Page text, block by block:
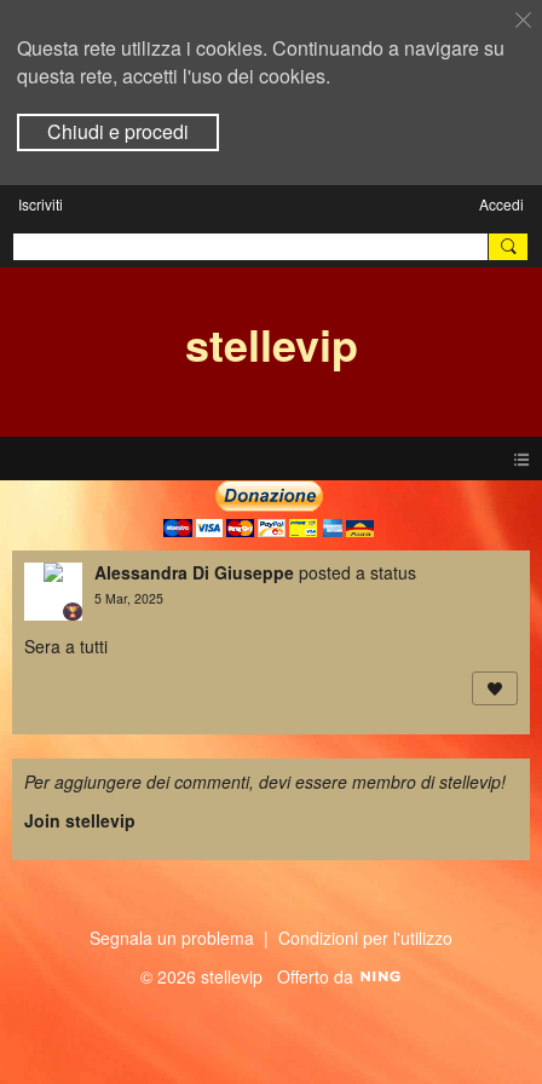
Questa rete utilizza i cookies. Continuando a navigare su
questa rete, accetti l'uso dei cookies.
Chiudi e procedi
Iscriviti Accedi
stellevip
Alessandra Di Giuseppe posted a status
5 Mar, 2025
Sera a tutti
Per aggiungere dei commenti, devi essere membro di stellevip!
Join stellevip
Segnala un problema | Condizioni per l'utilizzo
© 2026 stellevip Offerto da